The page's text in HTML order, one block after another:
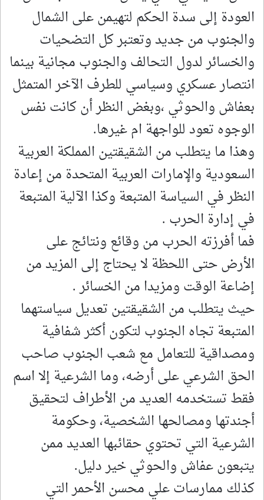
العودة إلى سدة الحكم لتهيمن على الشمال
والجنوب من جديد وتعتبر كل التضحيات
والخسائر لدول التحالف والجنوب مجانية بينما
انتصار عسكري وسياسي للطرف الآخر المتمثل
بعفاش والحوثي ،وبغض النظر أن كانت نفس
الوجوه تعود للواجهة ام غيرها.
وهذا ما يتطلب من الشقيقتين المملكة العربية
السعودية والإمارات العربية المتحدة من إعادة
النظر في السياسة المتبعة وكذا الآلية المتبعة
في إدارة الحرب .
فما أفرزته الحرب من وقائع ونتائج على
الأرض حتى اللحظة لا يحتاج إلى المزيد من
إضاعة الوقت ومزيدا من الخسائر .
حيث يتطلب من الشقيقتين تعديل سياستهما
المتبعة تجاه الجنوب لتكون أكثر شفافية
ومصداقية للتعامل مع شعب الجنوب صاحب
الحق الشرعي على أرضه، وما الشرعية إلا اسم
فقط تستخدمه العديد من الأطراف لتحقيق
أجندتها ومصالحها الشخصية، وحكومة
الشرعية التي تحتوي حقائبها العديد ممن
يتبعون عفاش والحوثي خير دليل.
كذلك ممارسات علي محسن الأحمر التي